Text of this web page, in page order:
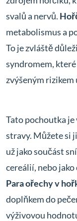
svalů a nervů.
metabolismus a
To je zvláště
syndromem,
zvýšeným rizikem
Tato pochoutka je
stravy. Můžete si
už jako součást
cereálií, nebo
Para ořechy v
doplňkem do
výživovou